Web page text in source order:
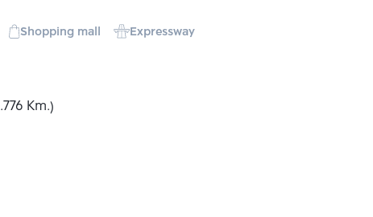
Shopping mall Expressway
Km.)